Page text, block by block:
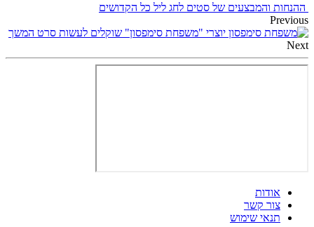
ההנחות והמבצעים של סטים לחג ליל כל הקדושים
Previous
יוצרי "משפחת סימפסון" שוקלים לעשות סרט המשך
Next
אודות
צור קשר
תנאי שימוש